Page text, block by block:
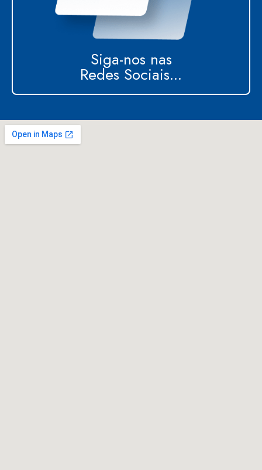
Siga-nos nas
Redes Sociais...